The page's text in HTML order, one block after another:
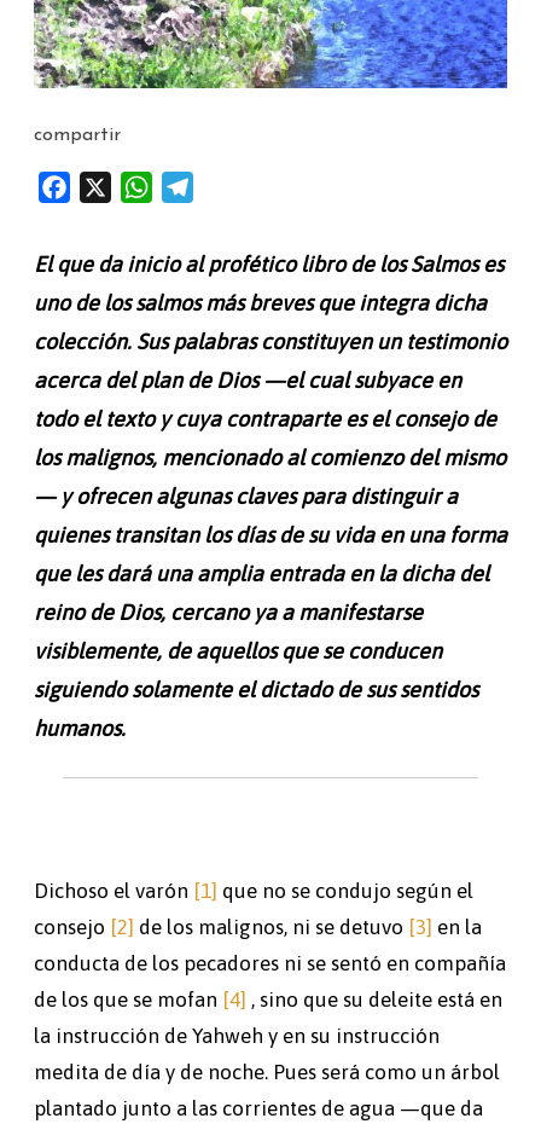
compartir
b
o
o
W
s
A
p
g
r
a
El que da inicio al profético libro de los Salmos es
uno de los salmos más breves que integra dicha
colección. Sus palabras constituyen un testimonio
acerca del plan de Dios —el cual subyace en
todo el texto y cuya contraparte es el consejo de
los malignos, mencionado al comienzo del mismo
— y ofrecen algunas claves para distinguir a
quienes transitan los días de su vida en una forma
que les dará una amplia entrada en la dicha del
reino de Dios, cercano ya a manifestarse
visiblemente, de aquellos que se conducen
siguiendo solamente el dictado de sus sentidos
humanos.
Dichoso el varón [1] que no se condujo según el
consejo [2] de los malignos, ni se detuvo [3] en la
conducta de los pecadores ni se sentó en compañía
de los que se mofan [4] , sino que su deleite está en
la instrucción de Yahweh y en su instrucción
medita de día y de noche. Pues será como un árbol
plantado junto a las corrientes de agua —que da